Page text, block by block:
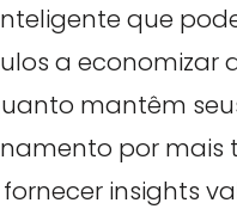
que
a economizar
mantêm
por mais
insights